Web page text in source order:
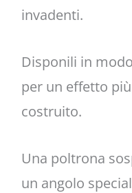
invadenti.
Disponili in
per un effetto
costruito.
Una poltrona
un angolo